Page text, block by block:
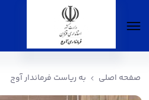
صفحه اصلی به ریاست فرماندار آوج